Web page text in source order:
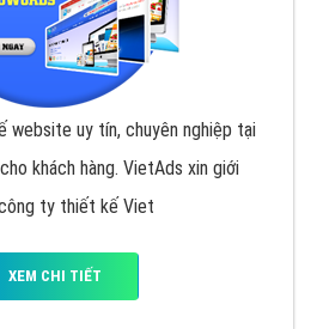
website uy tín, chuyên nghiệp tại
khách hàng. VietAds xin giới
ty thiết kế Viet
XEM CHI TIẾT